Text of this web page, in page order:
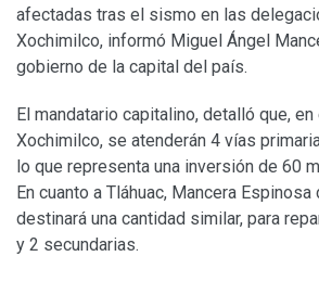
afectadas tras el sismo en las
Xochimilco, informó Miguel Ángel
gobierno de la capital del país.
El mandatario capitalino, detalló que,
Xochimilco, se atenderán 4 vías
lo que representa una inversión de 60
En cuanto a Tláhuac, Mancera
destinará una cantidad similar, para
y 2 secundarias.